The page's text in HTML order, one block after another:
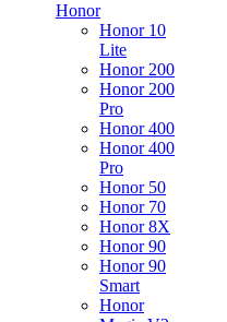
Honor
Honor 10
Lite
Honor 200
Honor 200
Pro
Honor 400
Honor 400
Pro
Honor 50
Honor 70
Honor 8X
Honor 90
Honor 90
Smart
Honor